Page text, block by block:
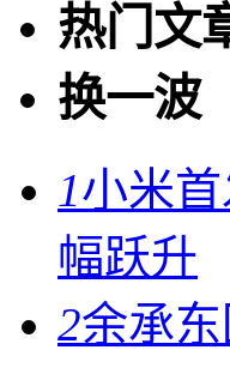
热门文
换一波
1小米
幅跃升
2余承